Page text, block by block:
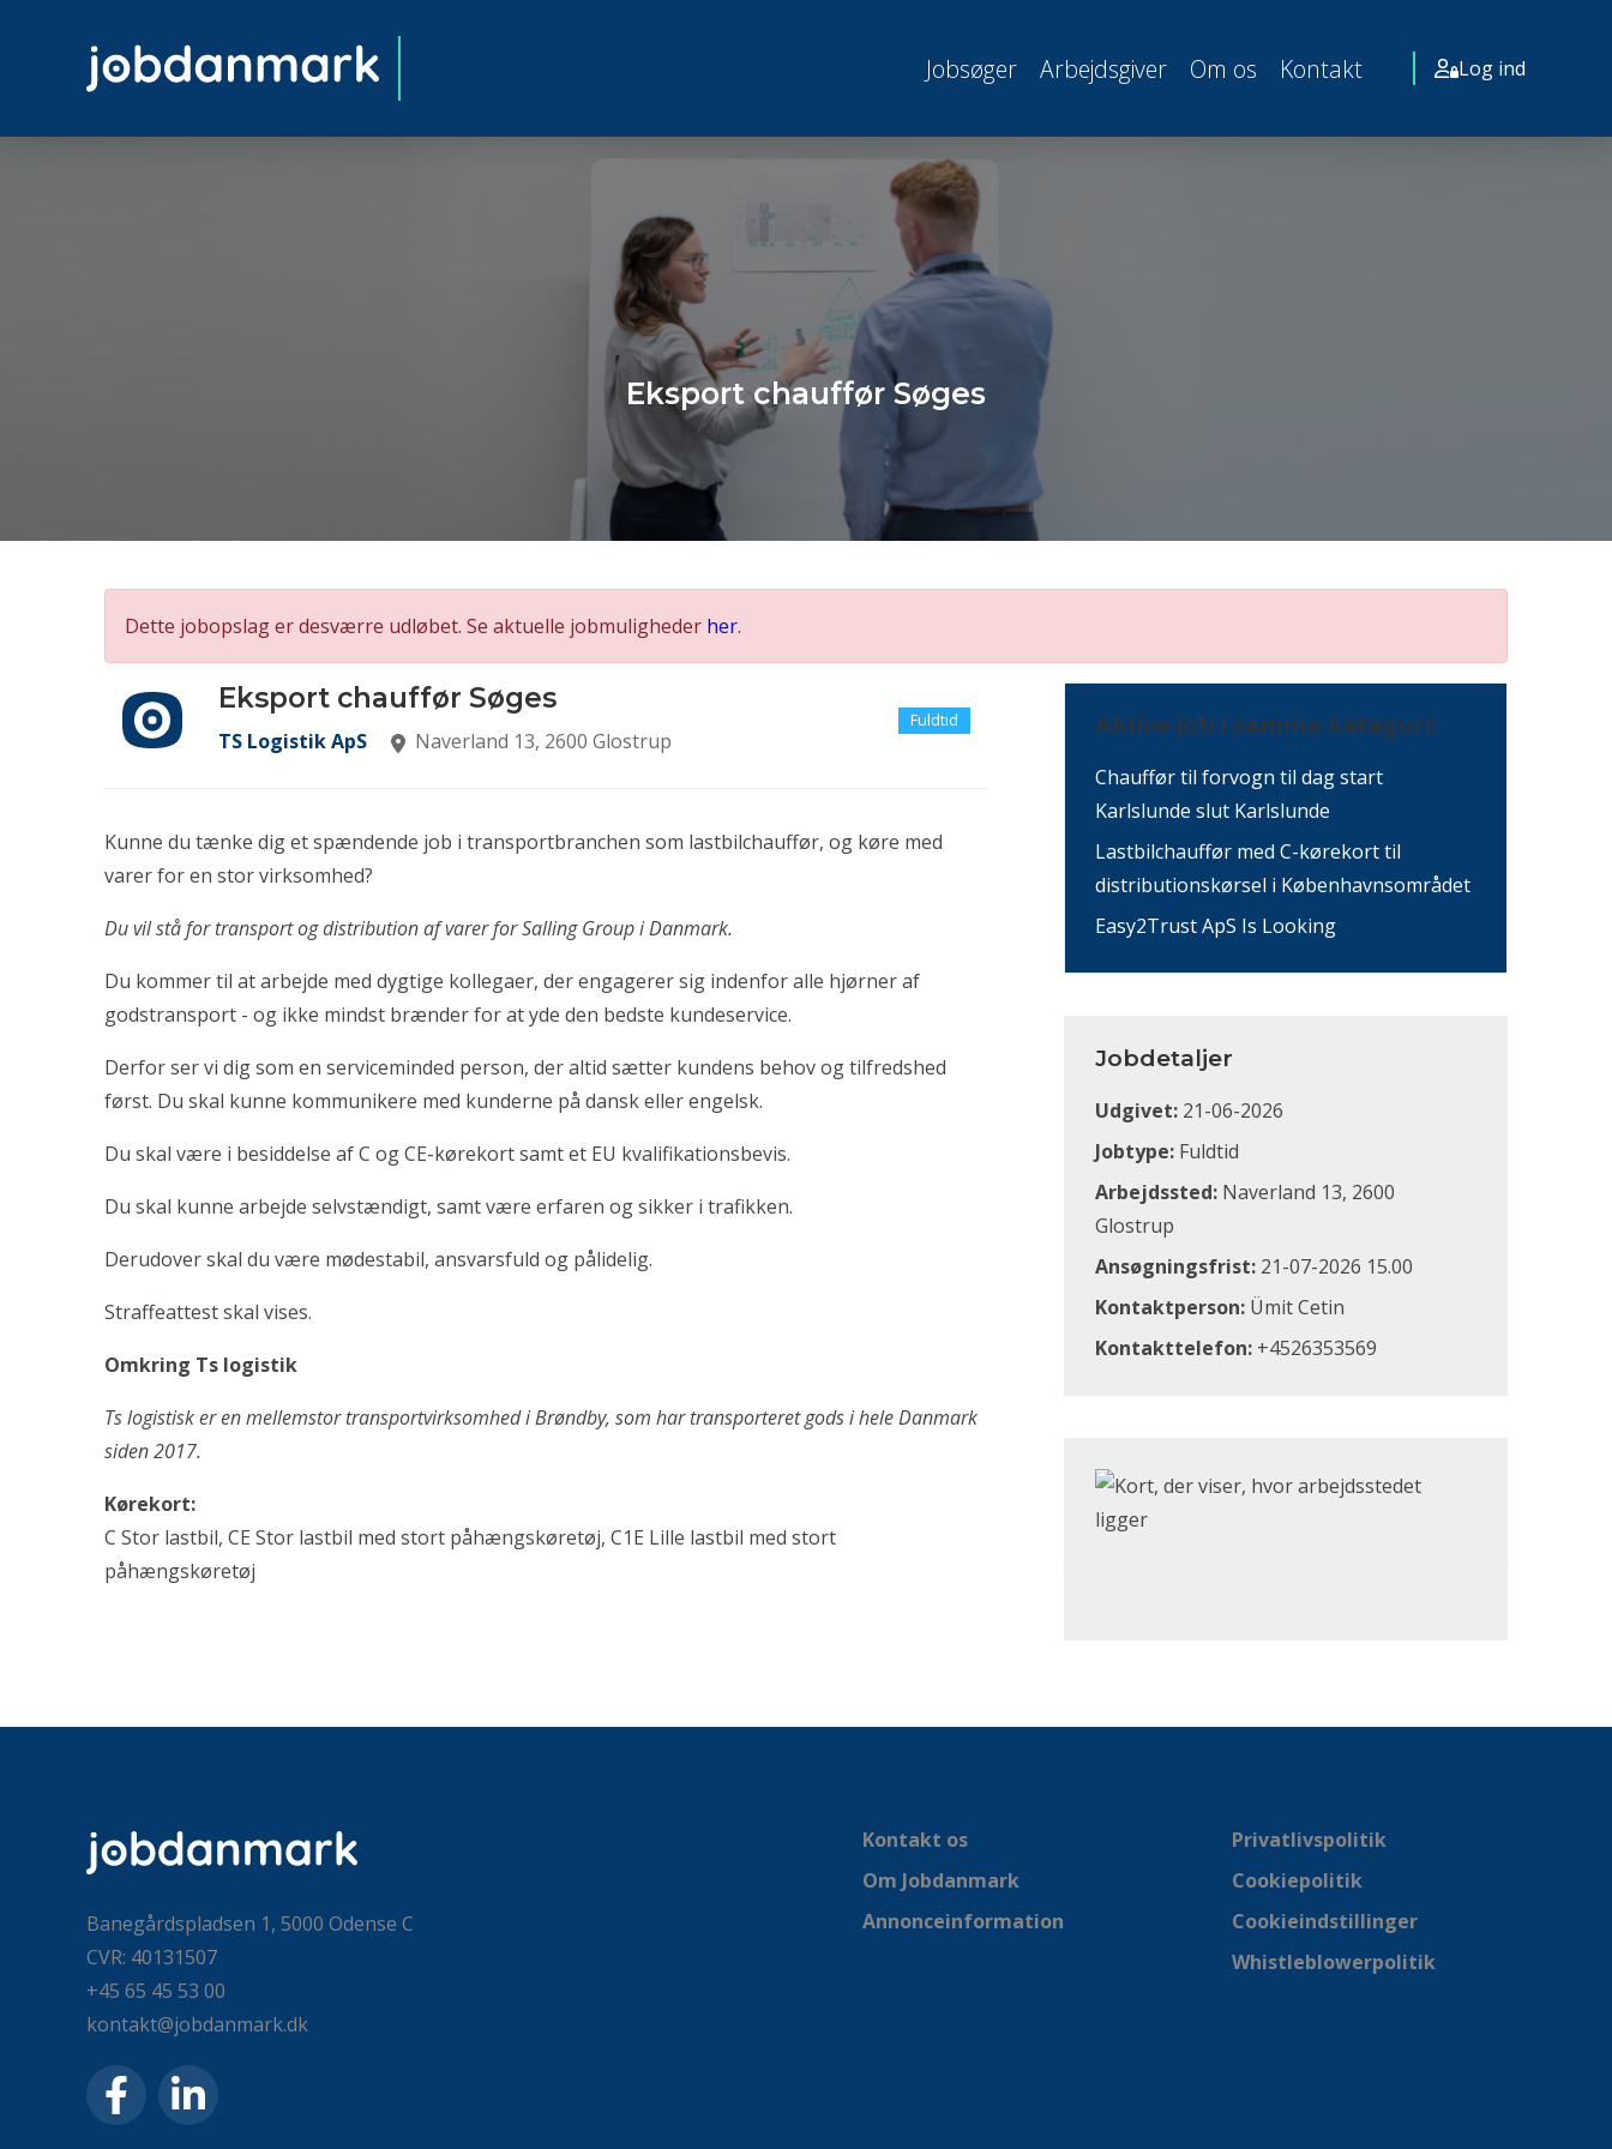
Jobsøger Arbejdsgiver Om os Kontakt Log ind
Eksport chauffør Søges
Dette jobopslag er desværre udløbet. Se aktuelle jobmuligheder her.
Fuldtid
Eksport chauffør Søges
TS Logistik ApS Naverland 13, 2600 Glostrup
Kunne du tænke dig et spændende job i transportbranchen som lastbilchauffør, og køre med
varer for en stor virksomhed?
Du vil stå for transport og distribution af varer for Salling Group i Danmark.
Du kommer til at arbejde med dygtige kollegaer, der engagerer sig indenfor alle hjørner af
godstransport - og ikke mindst brænder for at yde den bedste kundeservice.
Derfor ser vi dig som en serviceminded person, der altid sætter kundens behov og tilfredshed
først. Du skal kunne kommunikere med kunderne på dansk eller engelsk.
Du skal være i besiddelse af C og CE-kørekort samt et EU kvalifikationsbevis.
Du skal kunne arbejde selvstændigt, samt være erfaren og sikker i trafikken.
Derudover skal du være mødestabil, ansvarsfuld og pålidelig.
Straffeattest skal vises.
Omkring Ts logistik
Ts logistisk er en mellemstor transportvirksomhed i Brøndby, som har transporteret gods i hele Danmark
siden 2017.
Kørekort:
C Stor lastbil, CE Stor lastbil med stort påhængskøretøj, C1E Lille lastbil med stort
påhængskøretøj
Aktive job i samme kategori:
Chauffør til forvogn til dag start
Karlslunde slut Karlslunde
Lastbilchauffør med C-kørekort til
distributionskørsel i Københavnsområdet
Easy2Trust ApS Is Looking
Jobdetaljer
Udgivet: 21-06-2026
Jobtype: Fuldtid
Arbejdssted: Naverland 13, 2600
Glostrup
Ansøgningsfrist: 21-07-2026 15.00
Kontaktperson: Ümit Cetin
Kontakttelefon: +4526353569
Klik for at åbne Google Maps og se, hvor arbejdsstedet
Banegårdspladsen 1, 5000 Odense C
CVR: 40131507
+45 65 45 53 00
kontakt@jobdanmark.dk
Kontakt os
Om Jobdanmark
Annonceinformation
Privatlivspolitik
Cookiepolitik
Cookieindstillinger
Whistleblowerpolitik